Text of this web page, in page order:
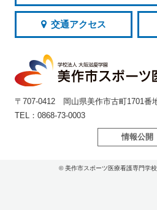
交通アクセス
〒707-0412 岡山県美作市古町1701番
TEL：0868-73-0003
情報公開
© 美作市スポーツ医療看護専門学